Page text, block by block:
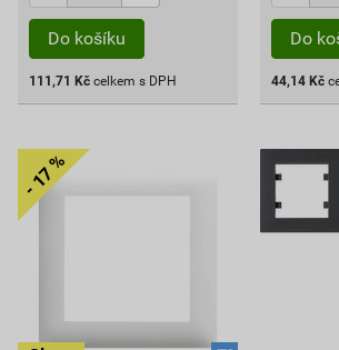
Do košíku
111,71 Kč celkem s DPH
Do
44,14 Kč